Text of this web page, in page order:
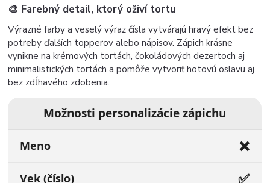
🎨 Farebný detail, ktorý oživí tortu
Výrazné farby a veselý výraz čísla vytvárajú hravý efekt bez
potreby ďalších topperov alebo nápisov. Zápich krásne
vynikne na krémových tortách, čokoládových dezertoch aj
minimalistických tortách a pomôže vytvoriť hotovú oslavu aj
bez zdĺhavého zdobenia.
Možnosti personalizácie zápichu
Meno ❌
Vek (číslo) ✅